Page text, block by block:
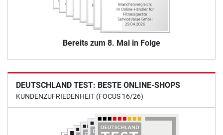
Bereits zum 8. Mal in Folge
DEUTSCHLAND TEST: BESTE ONLINE-SHOPS
KUNDENZUFRIEDENHEIT (FOCUS 16/26)